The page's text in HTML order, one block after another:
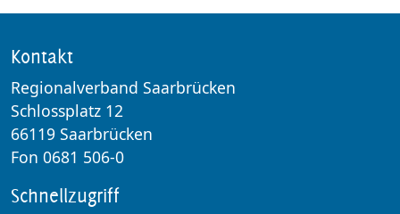
Kontakt
Regionalverband Saarbrücken
Schlossplatz 12
66119 Saarbrücken
Fon 0681 506-0
Schnellzugriff